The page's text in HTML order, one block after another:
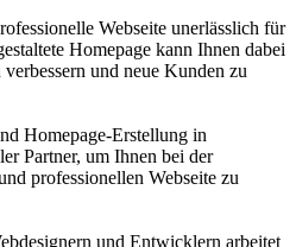
Webseite unerlässlich für
Homepage kann Ihnen dabei
und neue Kunden zu
Homepage-Erstellung in
Partner, um Ihnen bei der
professionellen Webseite zu
und Entwicklern arbeitet